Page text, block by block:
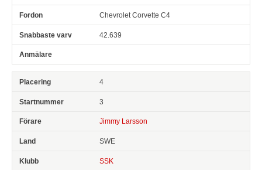
Chevrolet Corvette C4
42.639
4
3
Jimmy Larsson
SWE
SSK